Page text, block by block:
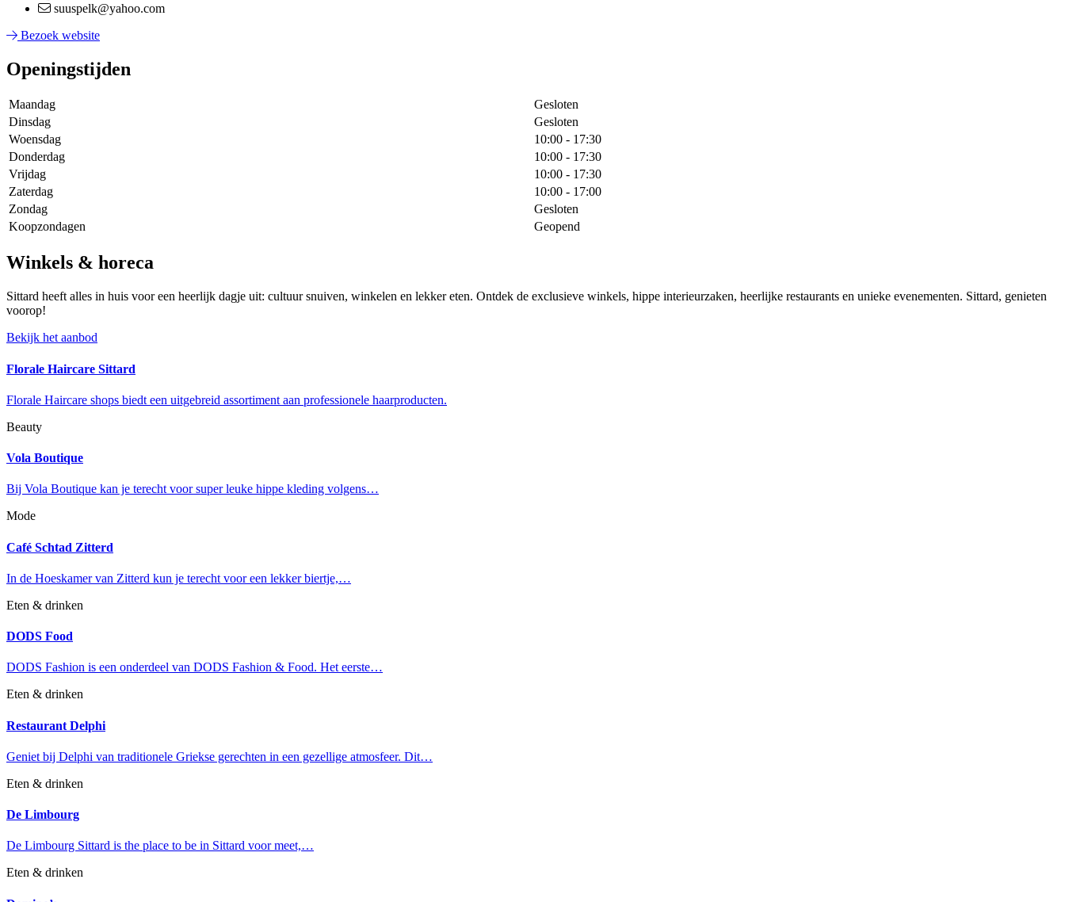
suuspelk@yahoo.com
Bezoek website
Openingstijden
Maandag
Gesloten
Dinsdag
Gesloten
Woensdag
10:00 - 17:30
Donderdag
10:00 - 17:30
Vrijdag
10:00 - 17:30
Zaterdag
10:00 - 17:00
Zondag
Gesloten
Koopzondagen
Geopend
Winkels & horeca
Sittard heeft alles in huis voor een heerlijk dagje uit: cultuur snuiven, winkelen en lekker eten. Ontdek de exclusieve winkels, hippe interieurzaken, heerlijke restaurants en unieke evenementen. Sittard, genieten
voorop!
Bekijk het aanbod
Florale Haircare Sittard
Florale Haircare shops biedt een uitgebreid assortiment aan professionele haarproducten.
Beauty
Vola Boutique
Bij Vola Boutique kan je terecht voor super leuke hippe kleding volgens…
Mode
Café Schtad Zitterd
In de Hoeskamer van Zitterd kun je terecht voor een lekker biertje,…
Eten & drinken
DODS Food
DODS Fashion is een onderdeel van DODS Fashion & Food. Het eerste…
Eten & drinken
Restaurant Delphi
Geniet bij Delphi van traditionele Griekse gerechten in een gezellige atmosfeer. Dit…
Eten & drinken
De Limbourg
De Limbourg Sittard is the place to be in Sittard voor meet,…
Eten & drinken